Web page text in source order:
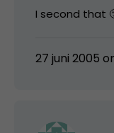
I second that
27 juni 2005